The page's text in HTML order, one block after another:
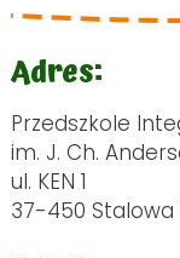
Adres:
Przedszkole
im. J. Ch.
ul. KEN 1
37-450 Stalowa